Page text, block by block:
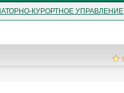
КУРОРТНОЕ УПРАВЛЕНИЕ